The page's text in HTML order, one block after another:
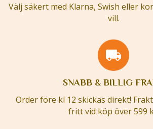
Välj säkert med Klarna, Swish eller
vill.
SNABB & BILLIG
Order före kl 12 skickas direkt!
fritt vid köp över 599